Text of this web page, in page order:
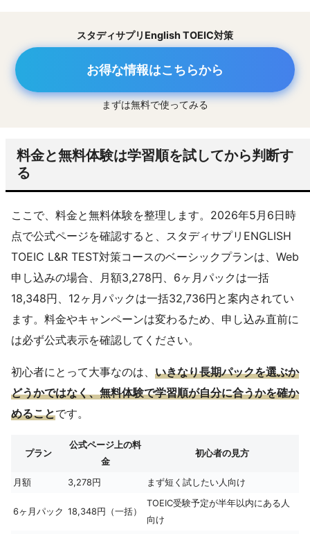
スタディサプリEnglish TOEIC対策
お得な情報はこちらから
まずは無料で使ってみる
料金と無料体験は学習順を試してから判断す
る
ここで、料金と無料体験を整理します。2026年5月6日時
点で公式ページを確認すると、スタディサプリENGLISH
TOEIC L&R TEST対策コースのベーシックプランは、Web
申し込みの場合、月額3,278円、6ヶ月パックは一括
18,348円、12ヶ月パックは一括32,736円と案内されてい
ます。料金やキャンペーンは変わるため、申し込み直前に
は必ず公式表示を確認してください。
初心者にとって大事なのは、 いきなり長期パックを選ぶか
どうかではなく、無料体験で学習順が自分に合うかを確か
めることです。
プラン
公式ページ上の料
金
初心者の見方
月額 3,278円 まず短く試したい人向け
6ヶ月パック 18,348円（一括）
TOEIC受験予定が半年以内にある人
向け